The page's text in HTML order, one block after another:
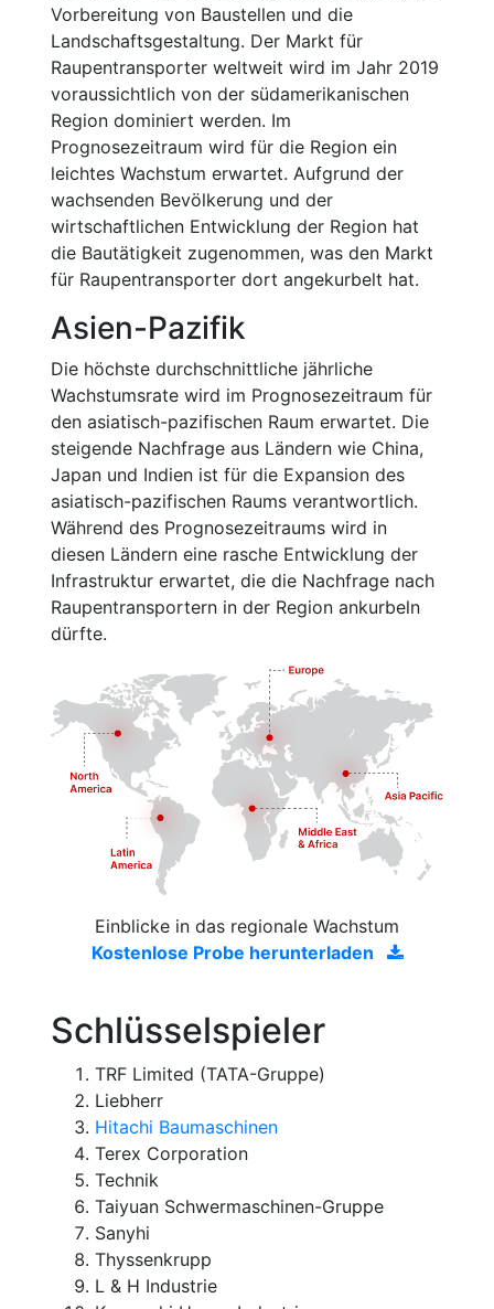
Vorbereitung von Baustellen und die
Landschaftsgestaltung. Der Markt für
Raupentransporter weltweit wird im Jahr 2019
voraussichtlich von der südamerikanischen
Region dominiert werden. Im
Prognosezeitraum wird für die Region ein
leichtes Wachstum erwartet. Aufgrund der
wachsenden Bevölkerung und der
wirtschaftlichen Entwicklung der Region hat
die Bautätigkeit zugenommen, was den Markt
für Raupentransporter dort angekurbelt hat.
Asien-Pazifik
Die höchste durchschnittliche jährliche
Wachstumsrate wird im Prognosezeitraum für
den asiatisch-pazifischen Raum erwartet. Die
steigende Nachfrage aus Ländern wie China,
Japan und Indien ist für die Expansion des
asiatisch-pazifischen Raums verantwortlich.
Während des Prognosezeitraums wird in
diesen Ländern eine rasche Entwicklung der
Infrastruktur erwartet, die die Nachfrage nach
Raupentransportern in der Region ankurbeln
dürfte.
Einblicke in das regionale Wachstum
Kostenlose Probe herunterladen
Schlüsselspieler
TRF Limited (TATA-Gruppe)
Liebherr
Hitachi Baumaschinen
Terex Corporation
Technik
Taiyuan Schwermaschinen-Gruppe
Sanyhi
Thyssenkrupp
L & H Industrie